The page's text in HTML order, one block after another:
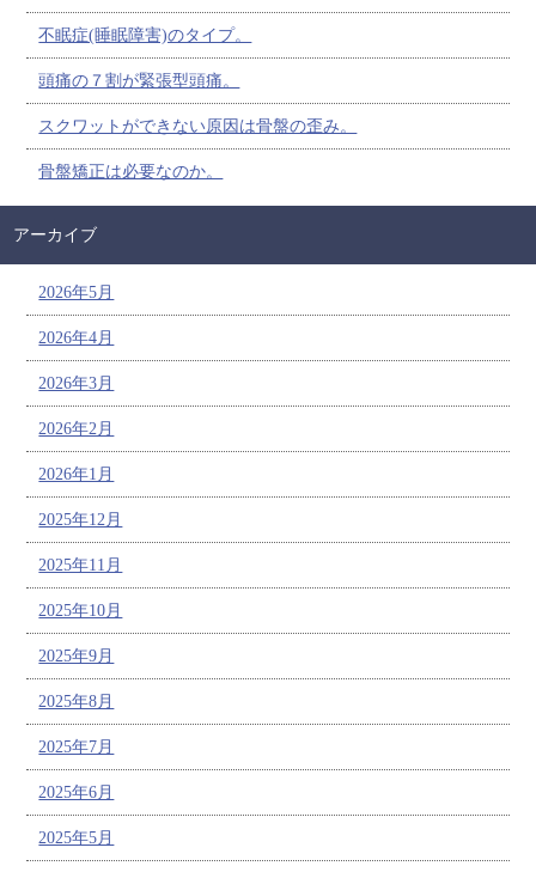
不眠症(睡眠障害)のタイプ。
頭痛の７割が緊張型頭痛。
スクワットができない原因は骨盤の歪み。
骨盤矯正は必要なのか。
アーカイブ
2026年5月
2026年4月
2026年3月
2026年2月
2026年1月
2025年12月
2025年11月
2025年10月
2025年9月
2025年8月
2025年7月
2025年6月
2025年5月